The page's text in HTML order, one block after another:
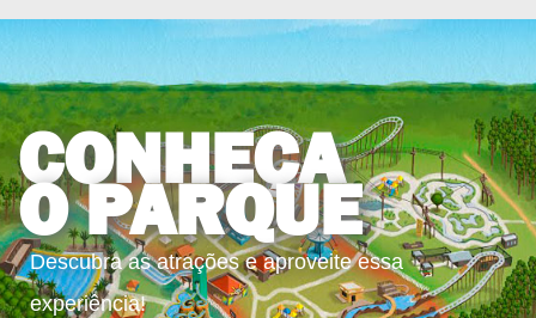
CONHEÇA
O PARQUE
Descubra as atrações e aproveite essa
experiência!